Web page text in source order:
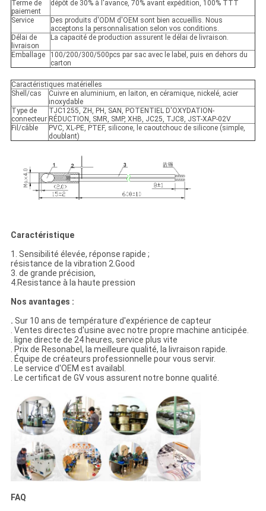
Terme de
paiement
dépôt de 30% à l'avance, 70% avant expédition, 100% TTT
Service
Des produits d'ODM d'OEM sont bien accueillis. Nous
acceptons la personnalisation selon vos conditions.
Délai de
livraison
La capacité de production assurent le délai de livraison.
Emballage
100/200/300/500pcs par sac avec le label, puis en dehors du
carton
Caractéristiques matérielles
Shell/cas
Cuivre en aluminium, en laiton, en céramique, nickelé, acier
inoxydable
Type de
connecteur
TJC1255, ZH, PH, SAN, POTENTIEL D'OXYDATION-
RÉDUCTION, SMR, SMP, XHB, JC25, TJC8, JST-XAP-02V
Fil/câble
PVC, XL-PE, PTEF, silicone, le caoutchouc de silicone (simple,
doublant)
Caractéristique
1. Sensibilité élevée, réponse rapide ;
résistance de la vibration 2.Good
3. de grande précision,
4.Resistance à la haute pression
Nos avantages :
. Sur 10 ans de température d'expérience de capteur
. Ventes directes d'usine avec notre propre machine anticipée.
. ligne directe de 24 heures, service plus vite
. Prix de Resonabel, la meilleure qualité, la livraison rapide.
. Équipe de créateurs professionnelle pour vous servir.
. Le service d'OEM est availabl.
. Le certificat de GV vous assurent notre bonne qualité.
FAQ